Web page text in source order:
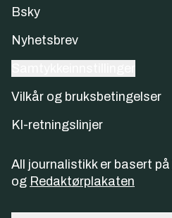
Bsky
Nyhetsbrev
Vilkår og bruksbetingelser
KI-retningslinjer
All journalistikk er basert på
og Redaktørplakaten